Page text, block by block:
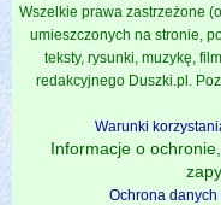
Wszelkie prawa zastrzeżone
umieszczonych na stronie,
teksty, rysunki, muzykę,
redakcyjnego Duszki.pl.
Warunki
Informacje o
Ochrona